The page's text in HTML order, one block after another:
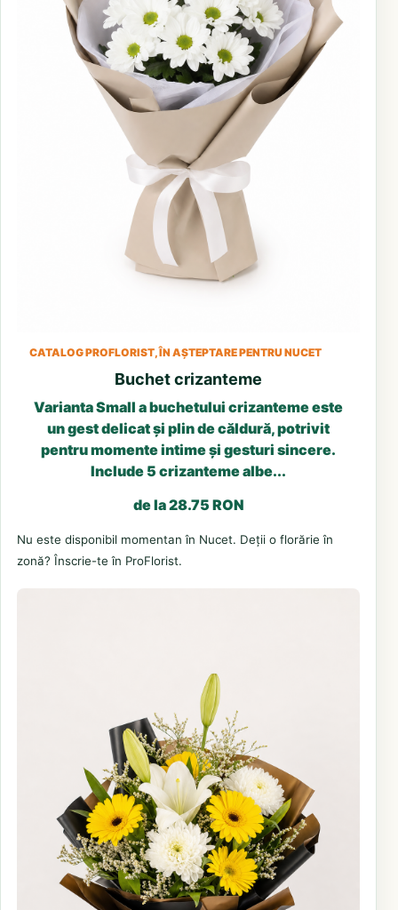
CATALOG PROFLORIST, ÎN AȘTEPTARE PENTRU NUCET
Buchet crizanteme
Varianta Small a buchetului crizanteme este
un gest delicat și plin de căldură, potrivit
pentru momente intime și gesturi sincere.
Include 5 crizanteme albe...
de la 28.75 RON
Nu este disponibil momentan în Nucet. Deții o florărie în
zonă? Înscrie-te în ProFlorist.